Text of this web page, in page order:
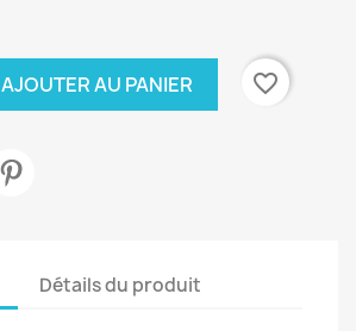
AJOUTER AU PANIER favorite_border
Détails du produit